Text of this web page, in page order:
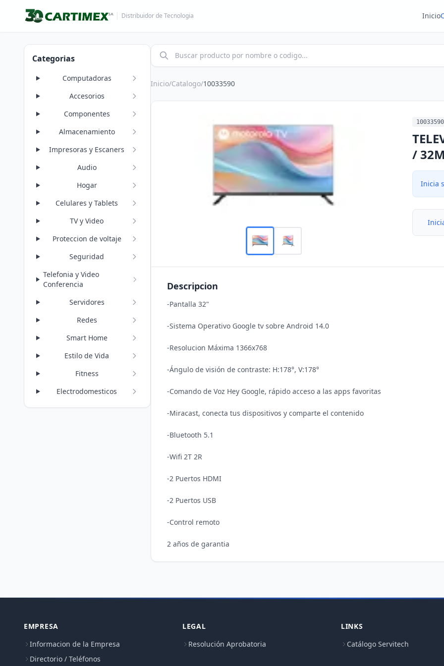
Distribuidor de Tecnologia Inicio
Categorias
Computadoras
Accesorios
Componentes
Almacenamiento
Impresoras y Escaners
Audio
Hogar
Celulares y Tablets
TV y Video
Proteccion de voltaje
Seguridad
Telefonia y Video
Conferencia
Servidores
Redes
Smart Home
Estilo de Vida
Fitness
Electrodomesticos
Inicio/Catalogo/10033590
10033590
/
Inicia
Descripcion
-Pantalla 32"
-Sistema Operativo Google tv sobre Android 14.0
-Resolucion Máxima 1366x768
-Ángulo de visión de contraste: H:178°, V:178°
-Comando de Voz Hey Google, rápido acceso a las apps favoritas
-Miracast, conecta tus dispositivos y comparte el contenido
-Bluetooth 5.1
-Wifi 2T 2R
-2 Puertos HDMI
-2 Puertos USB
-Control remoto
EMPRESA
Informacion de la Empresa
Directorio / Teléfonos
LEGAL
Resolución Aprobatoria
LINKS
Catálogo Servitech